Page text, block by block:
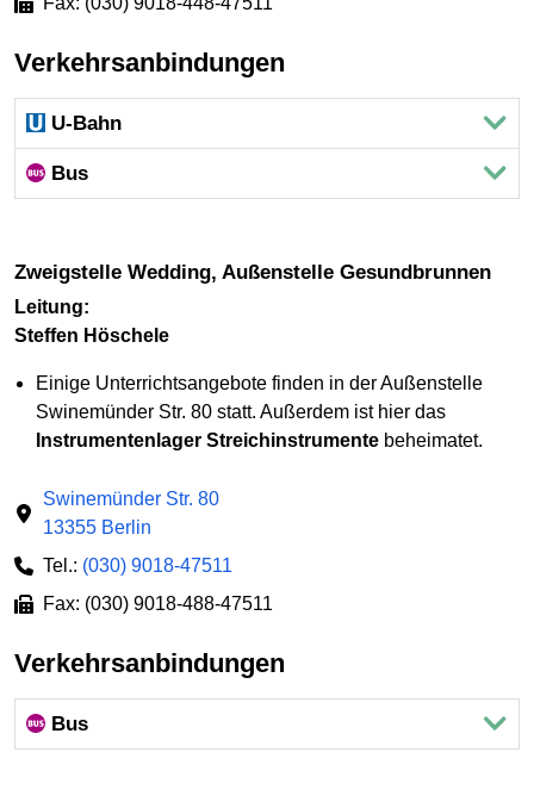
Verkehrsanbindungen
U-Bahn
Bus
Zweigstelle Wedding, Außenstelle Gesundbrunnen
Leitung:
Steffen Höschele
Einige Unterrichtsangebote finden in der Außenstelle
Swinemünder Str. 80 statt. Außerdem ist hier das
Instrumentenlager Streichinstrumentebeheimatet.
Swinemünder Str. 80
13355 Berlin
Tel.: (030) 9018-47511
Fax: (030) 9018-488-47511
Verkehrsanbindungen
Bus